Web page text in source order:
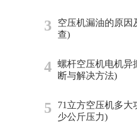
3
空压机漏油的原因
查)
4
螺杆空压机电机异
断与解决方法)
5
71立方空压机多大
少公斤压力)